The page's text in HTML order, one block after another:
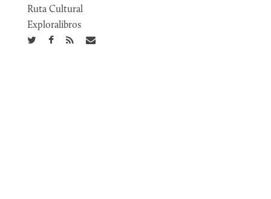
Ruta Cultural
Exploralibros